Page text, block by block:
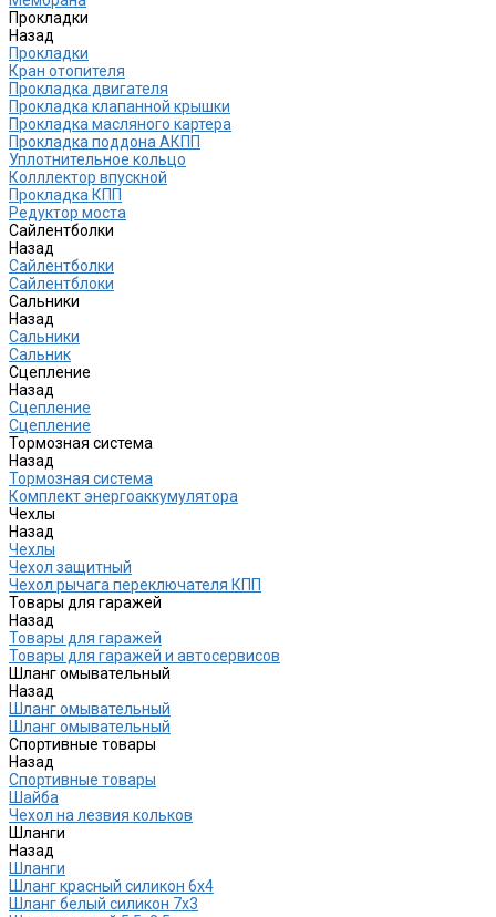
Прокладки
Назад
Прокладки
Кран отопителя
Прокладка двигателя
Прокладка клапанной крышки
Прокладка масляного картера
Прокладка поддона АКПП
Уплотнительное кольцо
Колллектор впускной
Прокладка КПП
Редуктор моста
Сайлентболки
Назад
Сайлентболки
Сайлентблоки
Сальники
Назад
Сальники
Сальник
Сцепление
Назад
Сцепление
Сцепление
Тормозная система
Назад
Тормозная система
Комплект энергоаккумулятора
Чехлы
Назад
Чехлы
Чехол защитный
Чехол рычага переключателя КПП
Товары для гаражей
Назад
Товары для гаражей
Товары для гаражей и автосервисов
Шланг омывательный
Назад
Шланг омывательный
Шланг омывательный
Спортивные товары
Назад
Спортивные товары
Шайба
Чехол на лезвия кольков
Шланги
Назад
Шланги
Шланг красный силикон 6х4
Шланг белый силикон 7х3